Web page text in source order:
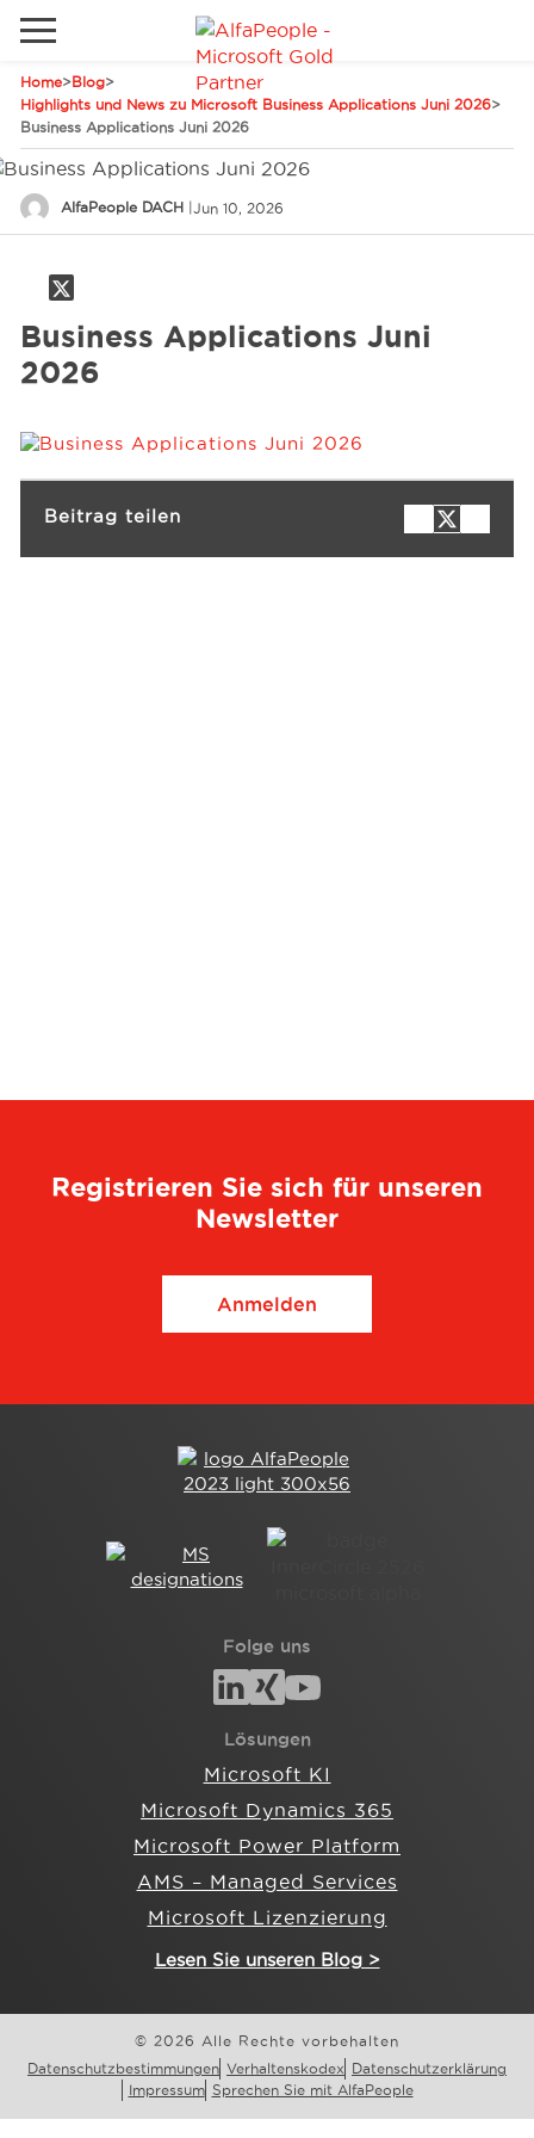
Home>Blog>
Highlights und News zu Microsoft Business Applications Juni 2026>
Business Applications Juni 2026
AlfaPeople DACH |Jun 10, 2026
Business Applications Juni
2026
Beitrag teilen
Registrieren Sie sich für unseren
Newsletter
Anmelden
Folge uns
Lösungen
Microsoft KI
Microsoft Dynamics 365
Microsoft Power Platform
AMS – Managed Services
Microsoft Lizenzierung
Lesen Sie unseren Blog >
© 2026 Alle Rechte vorbehalten
Datenschutzbestimmungen Verhaltenskodex
Datenschutzerklärung
Impressum Sprechen Sie mit AlfaPeople
Dienstleistungen
Telefon Email
Lokale Website
Global
Kanada
Spanien